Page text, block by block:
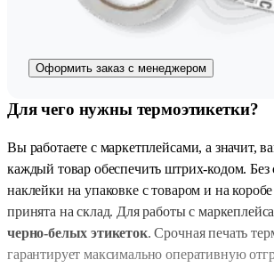
Оформить заказ с менеджером
Для чего нужны термоэтикетки?
Вы работаете с маркетплейсами, а значит,
каждый товар обеспечить штрих-кодом. Без
наклейки на упаковке с товаром и на коробе
принята на склад. Для работы с
черно-белых этикеток. Срочная печать
гарантирует максимально оперативную